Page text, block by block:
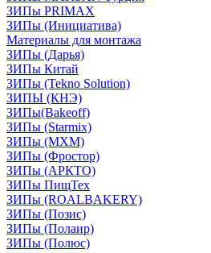
ЗИПы PRIMAX
ЗИПы (Инициатива)
Материалы для монтажа
ЗИПы (Дарья)
ЗИПы Китай
ЗИПы (Tekno Solution)
ЗИПЫ (КНЭ)
ЗИПы(Bakeoff)
ЗИПы (Starmix)
ЗИПы (МХМ)
ЗИПы (Фростор)
ЗИПы (АРКТО)
ЗИПы ПищТех
ЗИПы (ROALBAKERY)
ЗИПы (Позис)
ЗИПы (Полаир)
ЗИПы (Полюс)